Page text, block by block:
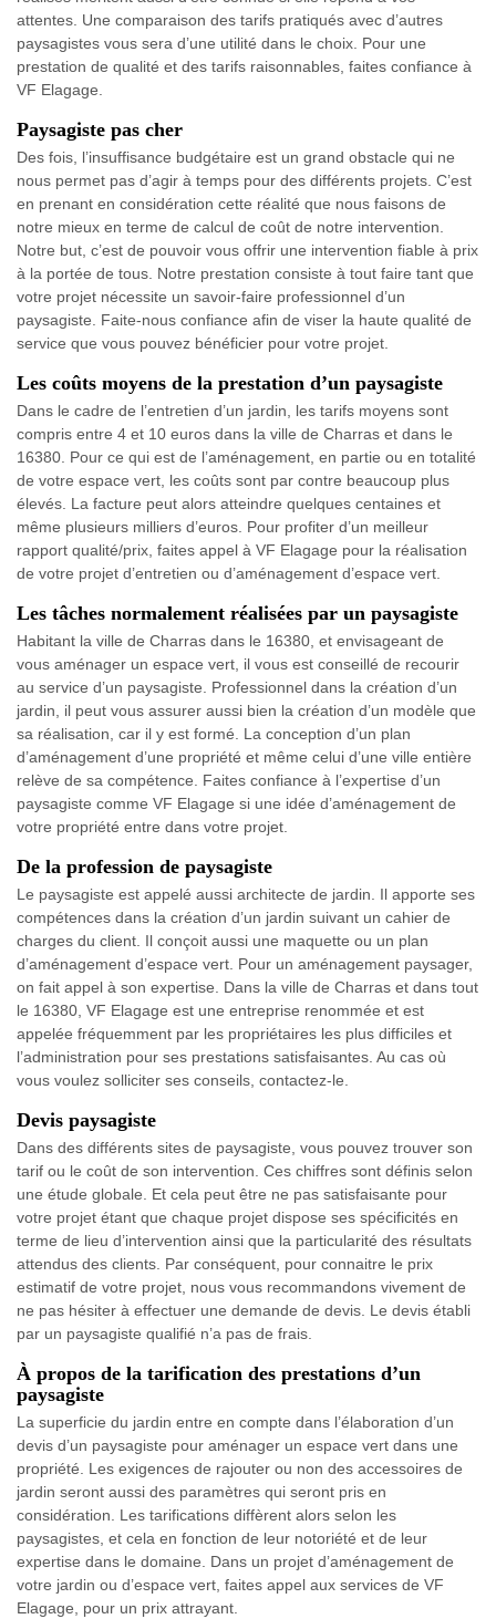
attentes. Une comparaison des tarifs pratiqués avec d’autres
paysagistes vous sera d’une utilité dans le choix. Pour une
prestation de qualité et des tarifs raisonnables, faites confiance à
VF Elagage.
Paysagiste pas cher
Des fois, l’insuffisance budgétaire est un grand obstacle qui ne
nous permet pas d’agir à temps pour des différents projets. C’est
en prenant en considération cette réalité que nous faisons de
notre mieux en terme de calcul de coût de notre intervention.
Notre but, c’est de pouvoir vous offrir une intervention fiable à prix
à la portée de tous. Notre prestation consiste à tout faire tant que
votre projet nécessite un savoir-faire professionnel d’un
paysagiste. Faite-nous confiance afin de viser la haute qualité de
service que vous pouvez bénéficier pour votre projet.
Les coûts moyens de la prestation d’un paysagiste
Dans le cadre de l’entretien d’un jardin, les tarifs moyens sont
compris entre 4 et 10 euros dans la ville de Charras et dans le
16380. Pour ce qui est de l’aménagement, en partie ou en totalité
de votre espace vert, les coûts sont par contre beaucoup plus
élevés. La facture peut alors atteindre quelques centaines et
même plusieurs milliers d’euros. Pour profiter d’un meilleur
rapport qualité/prix, faites appel à VF Elagage pour la réalisation
de votre projet d’entretien ou d’aménagement d’espace vert.
Les tâches normalement réalisées par un paysagiste
Habitant la ville de Charras dans le 16380, et envisageant de
vous aménager un espace vert, il vous est conseillé de recourir
au service d’un paysagiste. Professionnel dans la création d’un
jardin, il peut vous assurer aussi bien la création d’un modèle que
sa réalisation, car il y est formé. La conception d’un plan
d’aménagement d’une propriété et même celui d’une ville entière
relève de sa compétence. Faites confiance à l’expertise d’un
paysagiste comme VF Elagage si une idée d’aménagement de
votre propriété entre dans votre projet.
De la profession de paysagiste
Le paysagiste est appelé aussi architecte de jardin. Il apporte ses
compétences dans la création d’un jardin suivant un cahier de
charges du client. Il conçoit aussi une maquette ou un plan
d’aménagement d’espace vert. Pour un aménagement paysager,
on fait appel à son expertise. Dans la ville de Charras et dans tout
le 16380, VF Elagage est une entreprise renommée et est
appelée fréquemment par les propriétaires les plus difficiles et
l’administration pour ses prestations satisfaisantes. Au cas où
vous voulez solliciter ses conseils, contactez-le.
Devis paysagiste
Dans des différents sites de paysagiste, vous pouvez trouver son
tarif ou le coût de son intervention. Ces chiffres sont définis selon
une étude globale. Et cela peut être ne pas satisfaisante pour
votre projet étant que chaque projet dispose ses spécificités en
terme de lieu d’intervention ainsi que la particularité des résultats
attendus des clients. Par conséquent, pour connaitre le prix
estimatif de votre projet, nous vous recommandons vivement de
ne pas hésiter à effectuer une demande de devis. Le devis établi
par un paysagiste qualifié n’a pas de frais.
À propos de la tarification des prestations d’un
paysagiste
La superficie du jardin entre en compte dans l’élaboration d’un
devis d’un paysagiste pour aménager un espace vert dans une
propriété. Les exigences de rajouter ou non des accessoires de
jardin seront aussi des paramètres qui seront pris en
considération. Les tarifications diffèrent alors selon les
paysagistes, et cela en fonction de leur notoriété et de leur
expertise dans le domaine. Dans un projet d’aménagement de
votre jardin ou d’espace vert, faites appel aux services de VF
Elagage, pour un prix attrayant.